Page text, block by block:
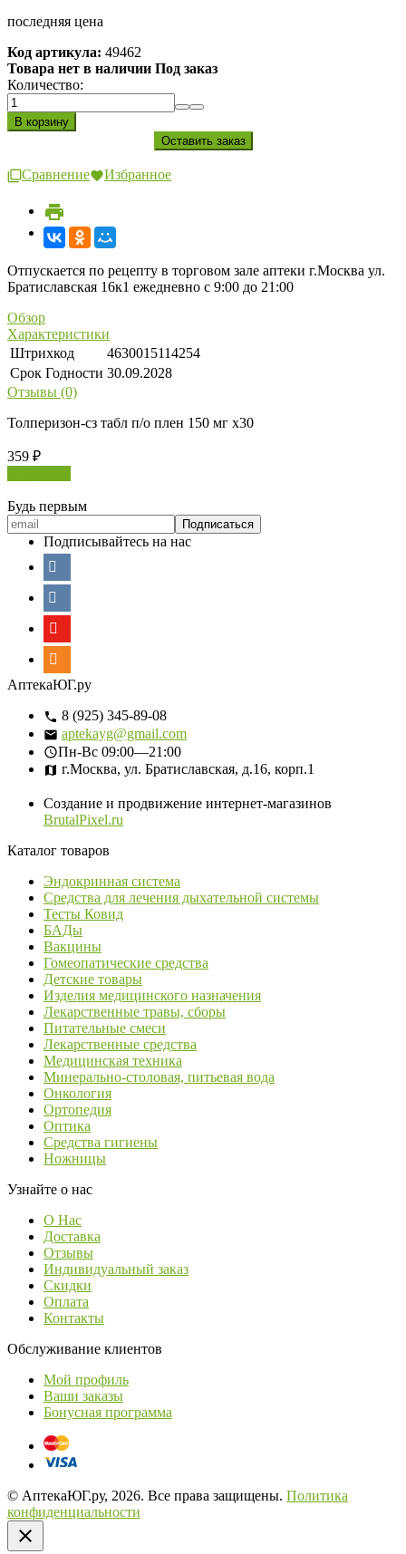
последняя цена
Код артикула: 49462
Товара нет в наличии Под заказ
Количество:
Сравнение Избранное
Отпускается по рецепту в торговом зале аптеки г.Москва ул.
Братиславская 16к1 ежедневно с 9:00 до 21:00
Обзор
Характеристики
Штрихкод
4630015114254
Срок Годности 30.09.2028
Отзывы (0)
Толперизон-сз табл п/о плен 150 мг х30
359 ₽
Будь первым
Подписывайтесь на нас
АптекаЮГ.ру
8 (925) 345-89-08
aptekayg@gmail.com
Пн-Вс 09:00—21:00
г.Москва, ул. Братиславская, д.16, корп.1
Создание и продвижение интернет-магазинов
BrutalPixel.ru
Каталог товаров
Эндокринная система
Средства для лечения дыхательной системы
Тесты Ковид
БАДы
Вакцины
Гомеопатические средства
Детские товары
Изделия медицинского назначения
Лекарственные травы, сборы
Питательные смеси
Лекарственные средства
Медицинская техника
Минерально-столовая, питьевая вода
Онкология
Ортопедия
Оптика
Средства гигиены
Ножницы
Узнайте о нас
О Нас
Доставка
Отзывы
Индивидуальный заказ
Скидки
Оплата
Контакты
Обслуживание клиентов
Мой профиль
Ваши заказы
Бонусная программа
© АптекаЮГ.ру, 2026. Все права защищены. Политика
конфиденциальности